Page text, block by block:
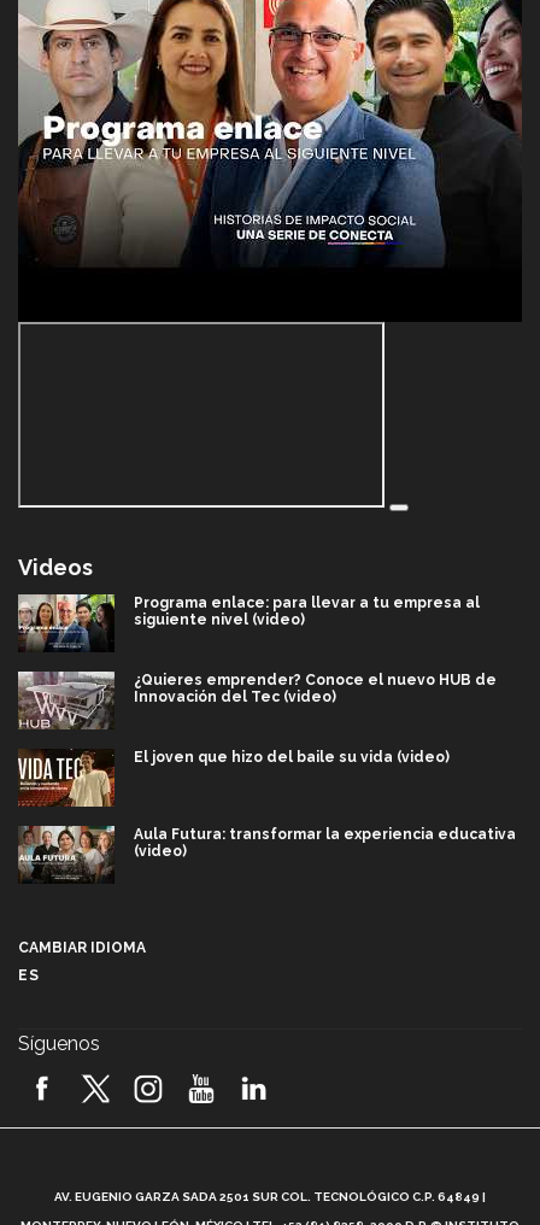
Videos
Programa enlace: para llevar a tu empresa al
siguiente nivel (video)
¿Quieres emprender? Conoce el nuevo HUB de
Innovación del Tec (video)
El joven que hizo del baile su vida (video)
Aula Futura: transformar la experiencia educativa
(video)
2026! (video)
¿Cómo es el Modelo Educativo Tec? (video)
CAMBIAR IDIOMA
ES
Síguenos
AV. EUGENIO GARZA SADA 2501 SUR COL. TECNOLÓGICO C.P. 64849 |